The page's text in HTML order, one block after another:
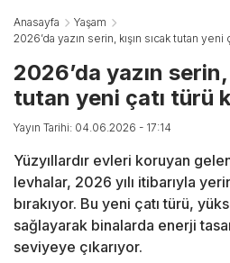
Anasayfa
Yaşam
2026’da yazın serin, kışın sıcak tutan
2026’da yazın serin,
tutan yeni çatı türü
Yayın Tarihi: 04.06.2026 - 17:14
Yüzyıllardır evleri koruyan
levhalar, 2026 yılı itibarıyla
bırakıyor. Bu yeni çatı türü,
sağlayarak binalarda enerji
seviyeye çıkarıyor.